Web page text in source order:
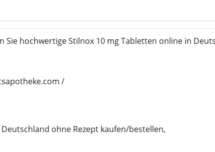
Sie hochwertige Stilnox 10 mg Tabletten online in
/
ohne Rezept kaufen/bestellen,